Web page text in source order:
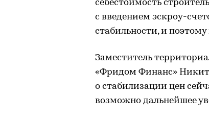
себестоимость
с введением эскроу-
стабильности, и
Заместитель
«Фридом Финанс»
о стабилизации цен
возможно дальнейшее